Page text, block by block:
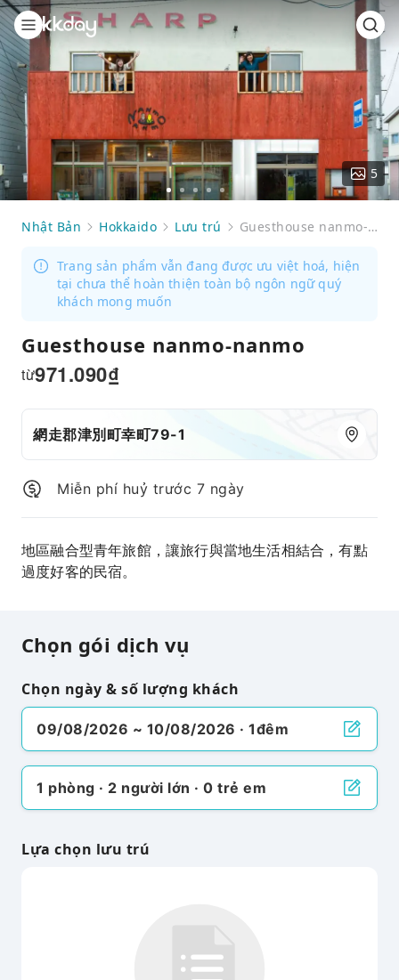
Go
to
1
GoGo
to
3
Go
to
4
Go
5
5
Nhật Bản Hokkaido Lưu trú Guesthouse nanmo-nanmo
Trang sản phẩm vẫn đang được ưu việt hoá, hiện
tại chưa thể hoàn thiện toàn bộ ngôn ngữ quý
khách mong muốn
Guesthouse nanmo-nanmo
₫
971.090
từ
網走郡津別町幸町79-1
Miễn phí huỷ trước 7 ngày
地區融合型青年旅館，讓旅行與當地生活相結合，有點
過度好客的民宿。
Chọn gói dịch vụ
Chọn ngày & số lượng khách
09/08/2026 ~ 10/08/2026 · 1đêm
1 phòng · 2 người lớn · 0 trẻ em
Lựa chọn lưu trú